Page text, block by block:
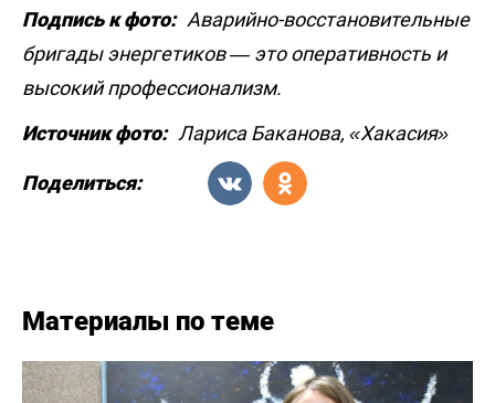
Подпись к фото: Аварийно-восстановительные
бригады энергетиков — это оперативность и
высокий профессионализм.
Источник фото: Лариса Баканова, «Хакасия»
Поделиться:
Материалы по теме